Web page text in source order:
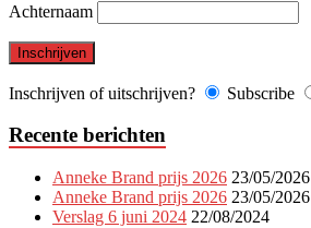
Achternaam
Inschrijven of uitschrijven? Subscribe
Recente berichten
Anneke Brand prijs 2026 23/05/2026
Anneke Brand prijs 2026 23/05/2026
Verslag 6 juni 2024 22/08/2024